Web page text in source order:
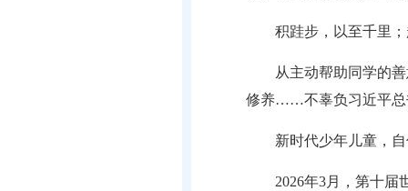
积跬步，以至千里
从主动帮助同学的
修养……不辜负习近平总
新时代少年儿童，
2026年3月，第十届